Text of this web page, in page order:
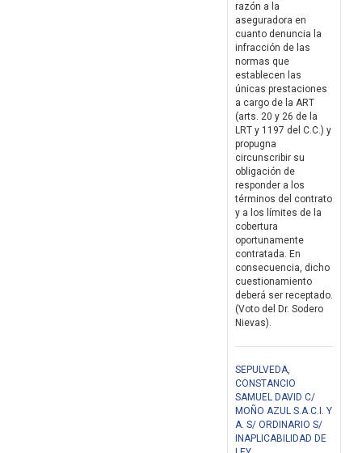
razón a la
aseguradora en
cuanto denuncia la
infracción de las
normas que
establecen las
únicas prestaciones
a cargo de la ART
(arts. 20 y 26 de la
LRT y 1197 del C.C.) y
propugna
circunscribir su
obligación de
responder a los
términos del contrato
y a los límites de la
cobertura
oportunamente
contratada. En
consecuencia, dicho
cuestionamiento
deberá ser receptado.
(Voto del Dr. Sodero
Nievas).
SEPULVEDA,
CONSTANCIO
SAMUEL DAVID C/
MOÑO AZUL S.A.C.I. Y
A. S/ ORDINARIO S/
INAPLICABILIDAD DE